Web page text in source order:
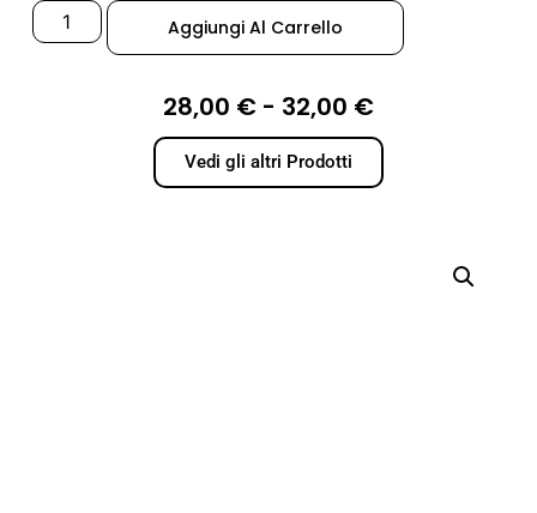
Aggiungi Al Carrello
28,00 € - 32,00 €
Vedi gli altri Prodotti